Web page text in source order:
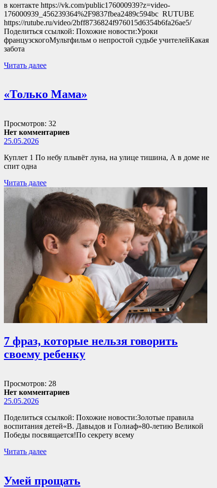
в контакте https://vk.com/public176000939?z=video-
176000939_456239364%2F9837fbea2489c594bc RUTUBE
https://rutube.ru/video/2bff8736824f976015d6354b6fa26ae5/
Поделиться ссылкой: Похожие новости:Уроки
французскогоМультфильм о непростой судьбе учителейКакая
забота
Читать далее
«Только Мама»
Просмотров: 32
Нет комментариев
25.05.2026
Куплет 1 По небу плывёт луна, на улице тишина, А в доме не
спит одна
Читать далее
7 фраз, которые нельзя говорить
своему ребенку
Просмотров: 28
Нет комментариев
25.05.2026
Поделиться ссылкой: Похожие новости:Золотые правила
воспитания детей«В. Давыдов и Голиаф»80-летию Великой
Победы посвящается!По секрету всему
Читать далее
Умей прощать